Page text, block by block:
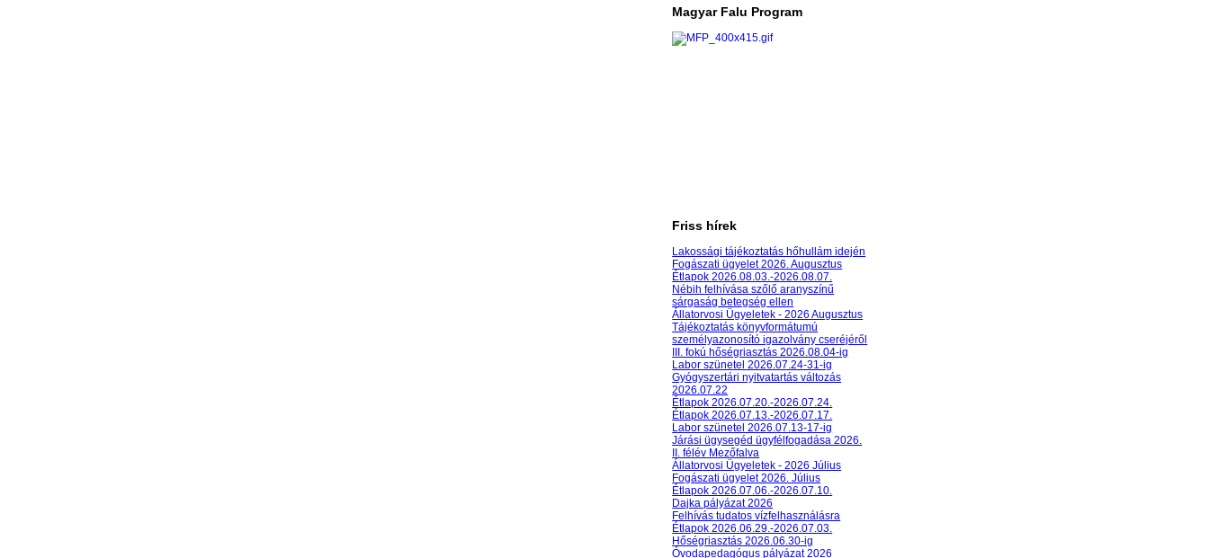
Magyar Falu Program
Friss hírek
Lakossági tájékoztatás hőhullám idején
Fogászati ügyelet 2026. Augusztus
Étlapok 2026.08.03.-2026.08.07.
Nébih felhívása szőlő aranyszínű
sárgaság betegség ellen
Állatorvosi Ügyeletek - 2026 Augusztus
Tájékoztatás könyvformátumú
személyazonosító igazolvány cseréjéről
III. fokú hőségriasztás 2026.08.04-ig
Labor szünetel 2026.07.24-31-ig
Gyógyszertári nyitvatartás változás
2026.07.22
Étlapok 2026.07.20.-2026.07.24.
Étlapok 2026.07.13.-2026.07.17.
Labor szünetel 2026.07.13-17-ig
Járási ügysegéd ügyfélfogadása 2026.
II. félév Mezőfalva
Állatorvosi Ügyeletek - 2026 Július
Fogászati ügyelet 2026. Július
Étlapok 2026.07.06.-2026.07.10.
Dajka pályázat 2026
Felhívás tudatos vízfelhasználásra
Étlapok 2026.06.29.-2026.07.03.
Hőségriasztás 2026.06.30-ig
Óvodapedagógus pályázat 2026